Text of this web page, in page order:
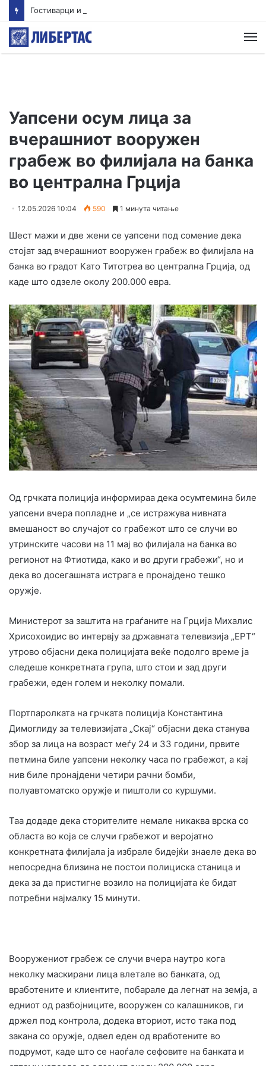
Гостиварци и натаму без пивка вода
Уапсени осум лица за
вчерашниот вооружен
грабеж во филијала на банка
во централна Грција
12.05.2026 10:04 590 1 минута читање
Шест мажи и две жени се уапсени под сомение дека
стојат зад вчерашниот вооружен грабеж во филијала на
банка во градот Като Титотреа во централна Грција, од
каде што одзеле околу 200.000 евра.
Од грчката полиција информираа дека осумтемина биле
уапсени вчера попладне и „се истражува нивната
вмешаност во случајот со грабежот што се случи во
утринските часови на 11 мај во филијала на банка во
регионот на Фтиотида, како и во други грабежи“, но и
дека во досегашната истрага е пронајдено тешко
оружје.
Министерот за заштита на граѓаните на Грција Михалис
Хрисохоидис во интервју за државната телевизија „ЕРТ“
утрово објасни дека полицијата веќе подолго време ја
следеше конкретната група, што стои и зад други
грабежи, еден голем и неколку помали.
Портпаролката на грчката полиција Константина
Димоглиду за телевизијата „Скај“ објасни дека станува
збор за лица на возраст меѓу 24 и 33 години, првите
петмина биле уапсени неколку часа по грабежот, а кај
нив биле пронајдени четири рачни бомби,
полуавтоматско оружје и пиштоли со куршуми.
Таа додаде дека сторителите немале никаква врска со
областа во која се случи грабежот и веројатно
конкретната филијала ја избрале бидејќи знаеле дека во
непосредна близина не постои полициска станица и
дека за да пристигне возило на полицијата ќе бидат
потребни најмалку 15 минути.
Вооружениот грабеж се случи вчера наутро кога
неколку маскирани лица влетале во банката, од
вработените и клиентите, побарале да легнат на земја, а
едниот од разбојниците, вооружен со калашников, ги
држел под контрола, додека вториот, исто така под
закана со оружје, одвел еден од вработените во
подрумот, каде што се наоѓале сефовите на банката и